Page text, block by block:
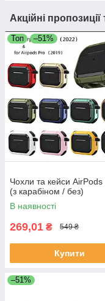
Акційні
Топ –51%
Чохли та кейси AirPods
(з карабіном / без)
В наявності
269,01 ₴ 549 ₴
Купити
–51%